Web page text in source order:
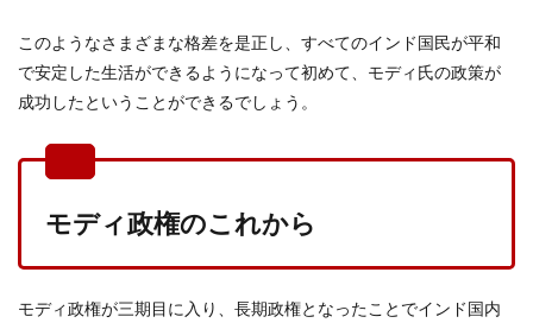
このようなさまざまな格差を是正し、すべてのインド国民が平和
で安定した生活ができるようになって初めて、モディ氏の政策が
成功したということができるでしょう。
モディ政権のこれから
モディ政権が三期目に入り、長期政権となったことでインド国内